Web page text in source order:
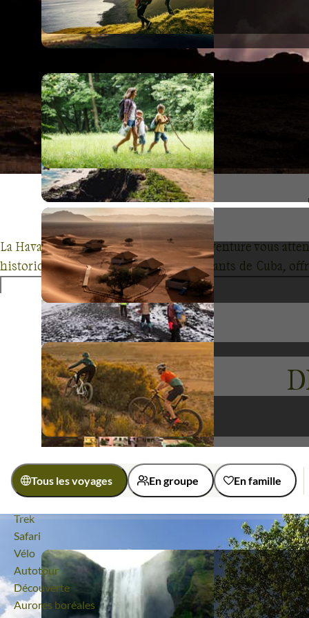
Quelle activité ?
Randonnée
Trek
Safari
Vélo
Autotour
Découverte
Aurores boréales
La Havane
La Havane, un joyau des Caraïbes où l'aventure vous
historiques et les parcs nationaux vibrants de Cuba,
Laissez-vous tenter par une balade cubaine, plongez
une aventure inoubliable. Que vous soyez en famille
Havane promet des moments riches en découvertes et
de l'expérience. Laissez-vous guider par le charme
Tous les voyages En groupe En famille
Découverte Randonnée
Rencontres